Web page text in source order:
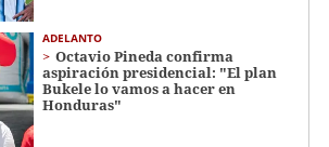
ADELANTO
Octavio Pineda confirma
aspiración presidencial: "El plan
Bukele lo vamos a hacer en
Honduras"